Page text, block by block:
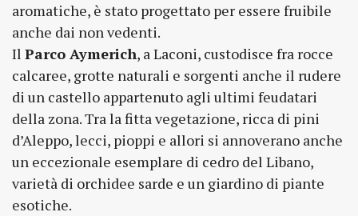
aromatiche, è stato progettato per essere fruibile
anche dai non vedenti.
Il Parco Aymerich, a Laconi, custodisce fra rocce
calcaree, grotte naturali e sorgenti anche il rudere
di un castello appartenuto agli ultimi feudatari
della zona. Tra la fitta vegetazione, ricca di pini
d’Aleppo, lecci, pioppi e allori si annoverano anche
un eccezionale esemplare di cedro del Libano,
varietà di orchidee sarde e un giardino di piante
esotiche.